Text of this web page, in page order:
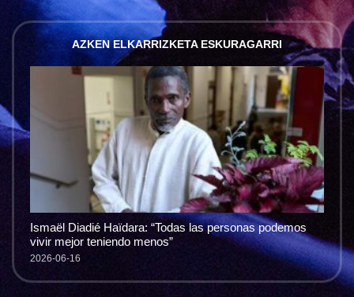
AZKEN ELKARRIZKETA ESKURAGARRI
Ismaël Diadié Haïdara: “Todas las personas podemos
vivir mejor teniendo menos”
2026-06-16